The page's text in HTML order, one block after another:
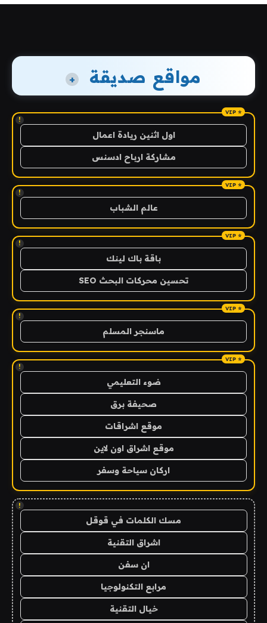
مواقع صديقة +
!
اول اثنين ريادة اعمال
مشاركة ارباح ادسنس
!
عالم الشباب
!
باقة باك لينك
تحسين محركات البحث SEO
!
ماسنجر المسلم
!
ضوء التعليمي
صحيفة برق
موقع اشراقات
موقع اشراق اون لاين
اركان سياحة وسفر
!
مسك الكلمات في قوقل
اشراق التقنية
ان سفن
مرابع التكنولوجيا
خيال التقنية